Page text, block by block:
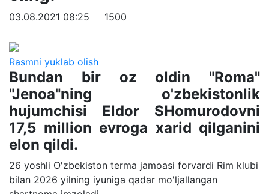
03.08.2021 08:25 1500
Rasmni yuklab olish
Bundan bir oz oldin "Roma"
"Jenoa"ning o'zbekistonlik
hujumchisi Eldor SHomurodovni
17,5 million evroga xarid qilganini
elon qildi.
26 yoshli O'zbekiston terma jamoasi forvardi Rim klubi
bilan 2026 yilning iyuniga qadar mo'ljallangan